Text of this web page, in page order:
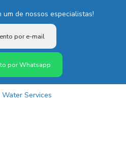
de nossos especialistas!
por e-mail
por Whatsapp